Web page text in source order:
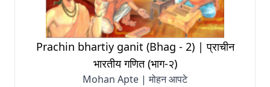
Prachin bhartiy ganit (Bhag - 2) | प्राचीन
भारतीय गणित (भाग-२)
Mohan Apte | मोहन आपटे